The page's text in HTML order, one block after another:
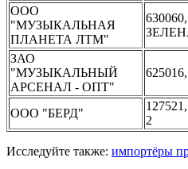
ООО
"МУЗЫКАЛЬНАЯ
ПЛАНЕТА ЛТМ"
ЗАО
"МУЗЫКАЛЬНЫЙ
АРСЕНАЛ - ОПТ"
ООО "БЕРД"
2
Исследуйте также: импортёры